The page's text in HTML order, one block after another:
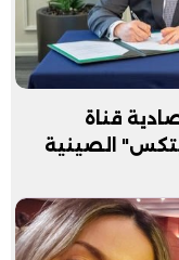
"اقتصادية قناة
الصينية